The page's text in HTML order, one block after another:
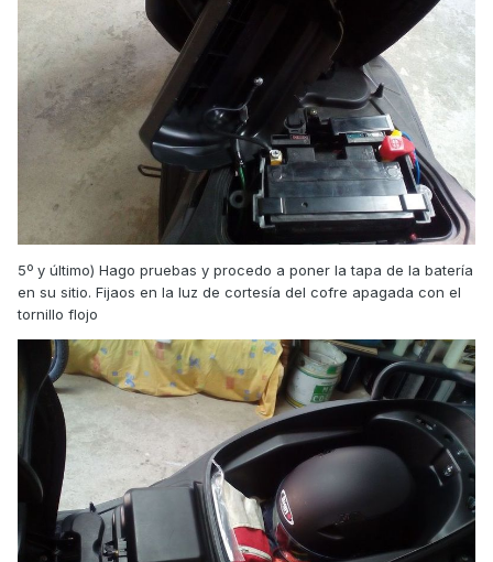
5º y último) Hago pruebas y procedo a poner la tapa de la batería
en su sitio. Fijaos en la luz de cortesía del cofre apagada con el
tornillo flojo